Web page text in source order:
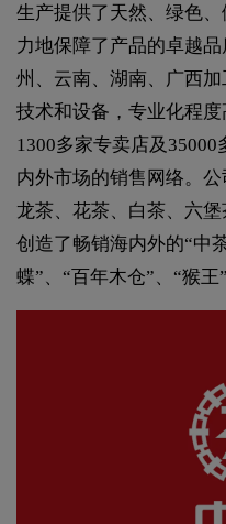
生产提供了天然、绿色
力地保障了产品的卓越
州、云南、湖南、广西
技术和设备，专业化程
1300多家专卖店及
内外市场的销售网络。
龙茶、花茶、白茶、六
创造了畅销海内外的“中
蝶”、“百年木仓”、“猴王